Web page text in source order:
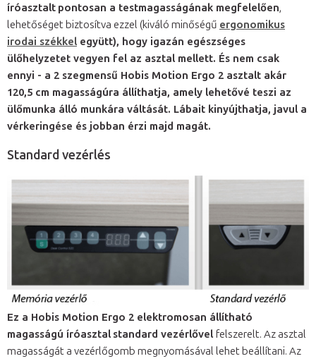
íróasztalt pontosan a testmagasságának megfelelően,
lehetőséget biztosítva ezzel (kiváló minőségű ergonomikus
irodai székkel együtt), hogy igazán egészséges
ülőhelyzetet vegyen fel az asztal mellett. És nem csak
ennyi - a 2 szegmensű Hobis Motion Ergo 2 asztalt akár
120,5 cm magasságúra állíthatja, amely lehetővé teszi az
ülőmunka álló munkára váltását. Lábait kinyújthatja, javul a
vérkeringése és jobban érzi majd magát.
Standard vezérlés
Ez a Hobis Motion Ergo 2 elektromosan állítható
magasságú íróasztal standard vezérlővel felszerelt. Az asztal
magasságát a vezérlőgomb megnyomásával lehet beállítani. Az